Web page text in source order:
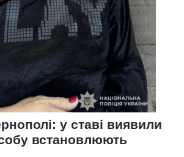
у ставі виявили
встановлюють